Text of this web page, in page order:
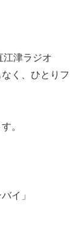
津ラジオ
く、ひとりフ
。
イ」